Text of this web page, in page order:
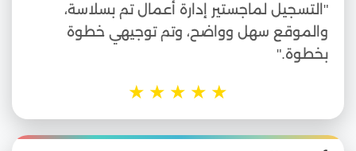
"التسجيل لماجستير إدارة أعمال تم بسلاسة،
والموقع سهل وواضح، وتم توجيهي خطوة
بخطوة."
★
★
★
★
★